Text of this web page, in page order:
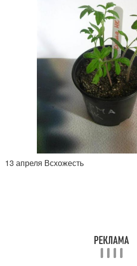
13 апреля Всхожесть